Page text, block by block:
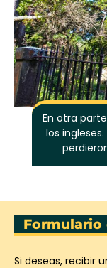
En otra
los
Formulario
Si deseas, recibir